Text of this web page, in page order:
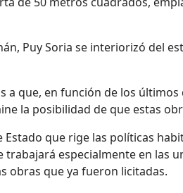
Puy Soria se interiorizó del
a que, en función de los
la posibilidad de que estas
Estado que rige las políticas
trabajará especialmente en las
obras que ya fueron licitadas.